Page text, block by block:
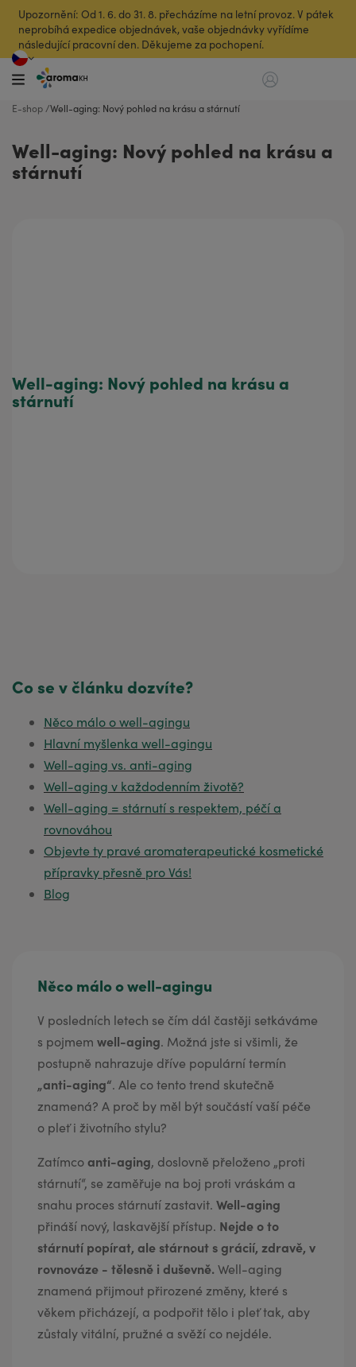
Upozornění: Od 1. 6. do 31. 8. přecházíme na letní provoz. V pátek
neprobíhá expedice objednávek, vaše objednávky vyřídíme
následující pracovní den. Děkujeme za pochopení.
E-shop Well-aging: Nový pohled na krásu a stárnutí
Well-aging: Nový pohled na krásu a
stárnutí
Něco málo o well-agingu
Hlavní myšlenka well-agingu
Well-aging vs. anti-aging
Well-aging v každodenním životě?
Well-aging = stárnutí s respektem, péčí a
rovnováhou
Objevte ty pravé aromaterapeutické kosmetické
přípravky přesně pro Vás!
Blog
Něco málo o well-agingu
V posledních letech se čím dál častěji setkáváme
s pojmem well-aging. Možná jste si všimli, že
postupně nahrazuje dříve populární termín
„anti-aging“. Ale co tento trend skutečně
znamená? A proč by měl být součástí vaší péče
o pleť i životního stylu?
Zatímcoanti-aging, doslovně přeloženo „proti
stárnutí“, se zaměřuje na boj proti vráskám a
snahu proces stárnutí zastavit. Well-aging
přináší nový, laskavější přístup. Nejde o to
stárnutí popírat, ale stárnout s grácií, zdravě, v
rovnováze - tělesně i duševně. Well-aging
znamená přijmout přirozené změny, které s
věkem přicházejí, a podpořit tělo i pleť tak, aby
zůstaly vitální, pružné a svěží co nejdéle.